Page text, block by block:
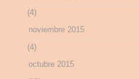
(4)
noviembre 2015
(4)
octubre 2015